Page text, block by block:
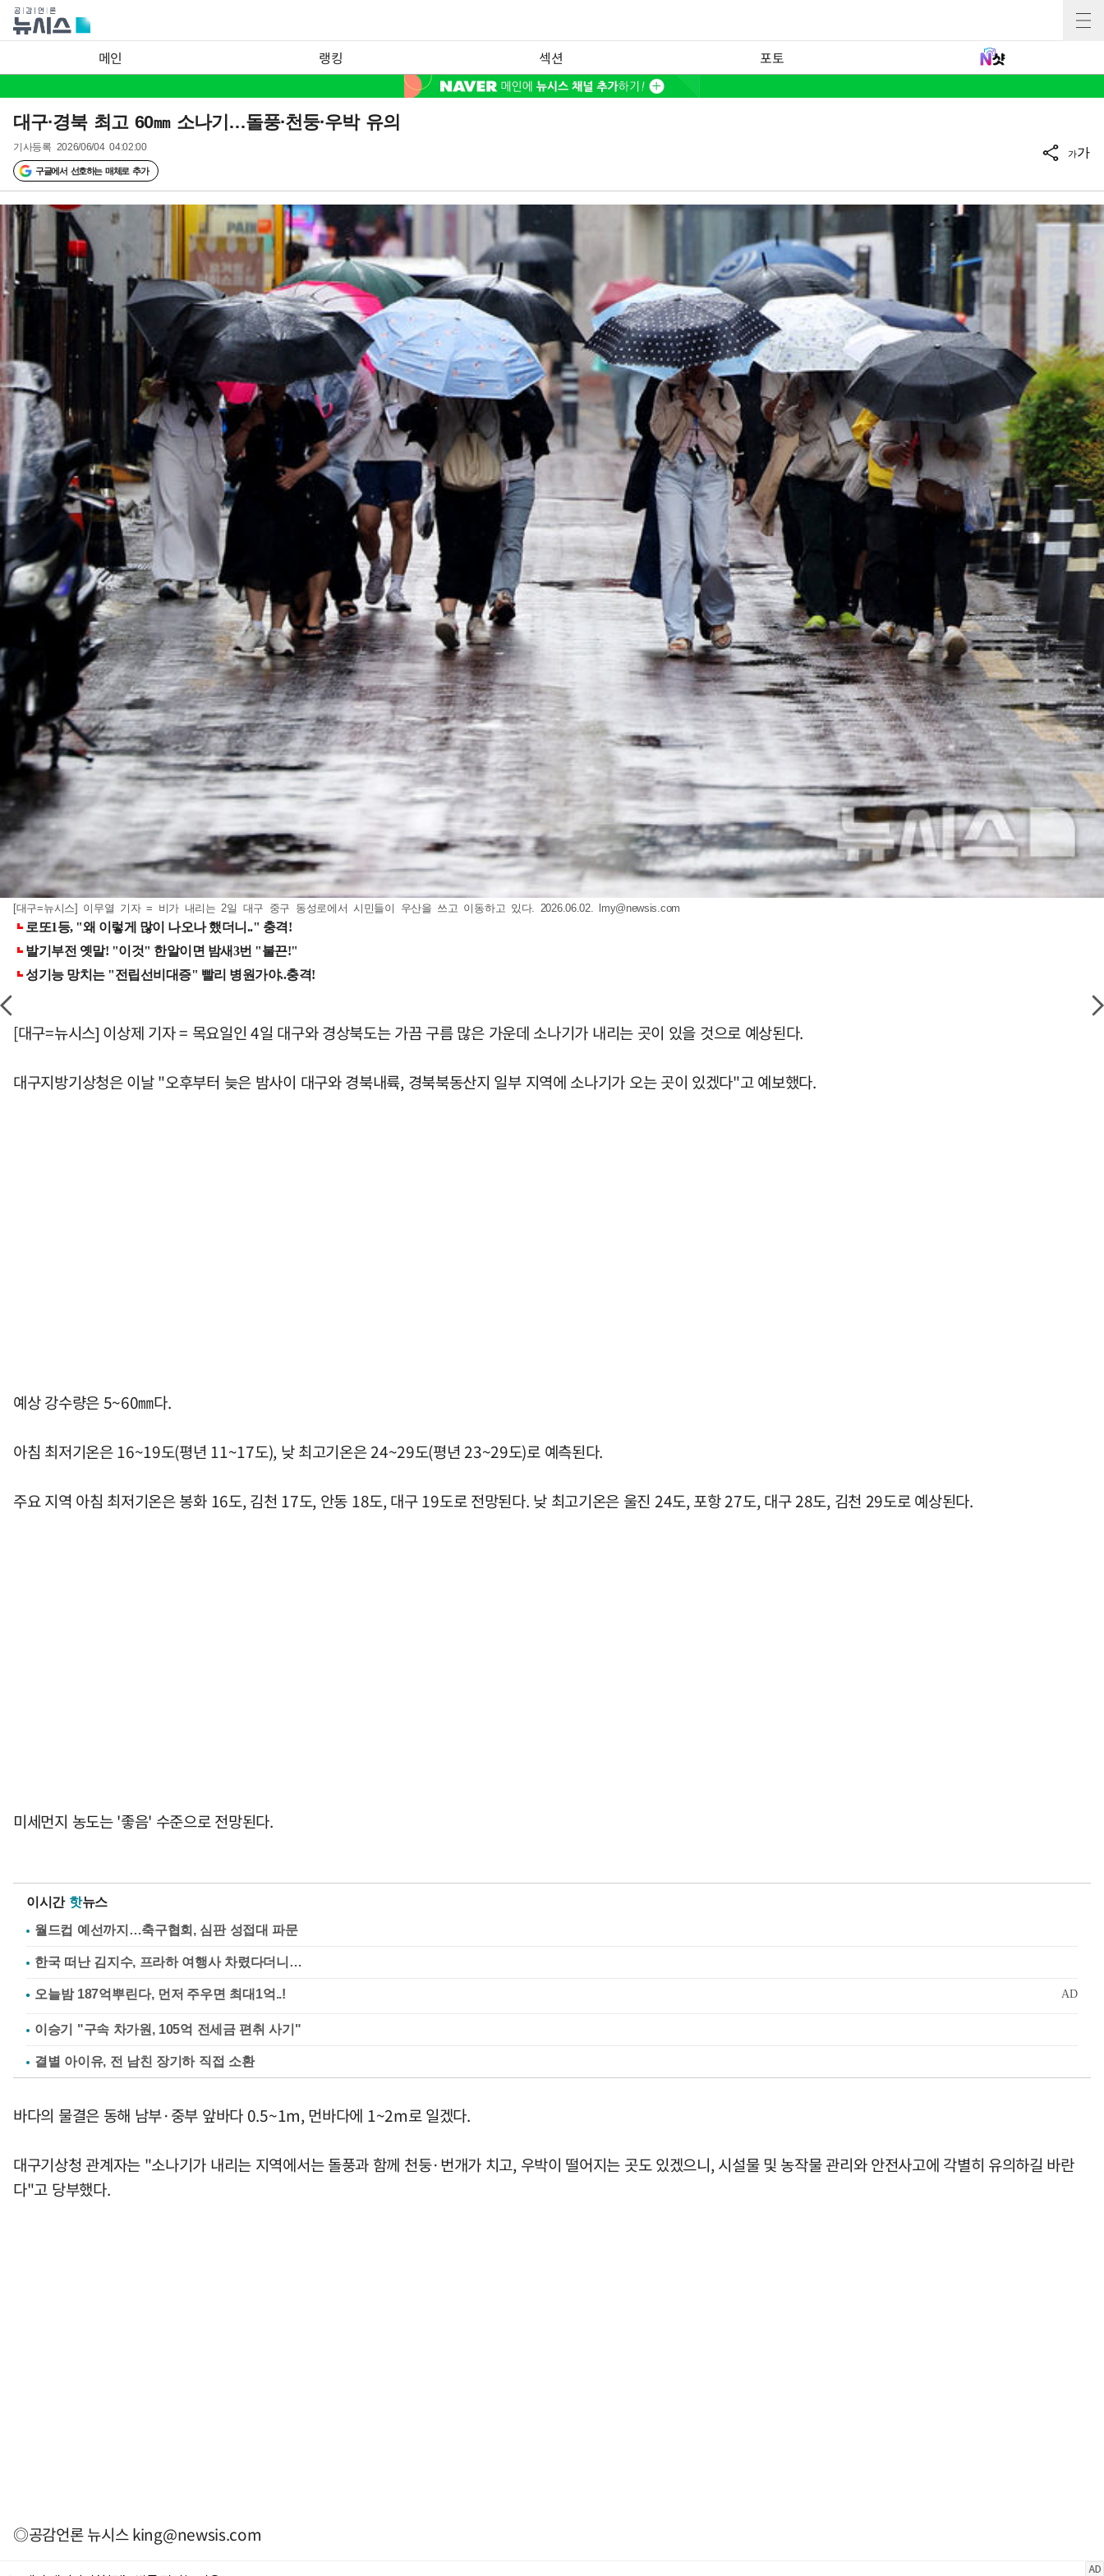
메인 랭킹 섹션 포토
대구·경북 최고 60㎜ 소나기…돌풍·천둥·우박 유의
기사등록 2026/06/04 04:02:00
구글에서 선호하는 매체로 추가
가가
[대구=뉴시스] 이무열 기자 = 비가 내리는 2일 대구 중구 동성로에서 시민들이 우산을 쓰고 이동하고 있다. 2026.06.02. lmy@newsis.com
[대구=뉴시스] 이상제 기자 = 목요일인 4일 대구와 경상북도는 가끔 구름 많은 가운데 소나기가 내리는 곳이 있을 것으로 예상된다.
대구지방기상청은 이날 "오후부터 늦은 밤사이 대구와 경북내륙, 경북북동산지 일부 지역에 소나기가 오는 곳이 있겠다"고 예보했다.
예상 강수량은 5~60㎜다.
아침 최저기온은 16~19도(평년 11~17도), 낮 최고기온은 24~29도(평년 23~29도)로 예측된다.
주요 지역 아침 최저기온은 봉화 16도, 김천 17도, 안동 18도, 대구 19도로 전망된다. 낮 최고기온은 울진 24도, 포항 27도, 대구 28도, 김천 29도로 예상된다.
미세먼지 농도는 '좋음' 수준으로 전망된다.
이시간 핫뉴스
월드컵 예선까지…축구협회, 심판 성접대 파문
한국 떠난 김지수, 프라하 여행사 차렸다더니…
이승기 "구속 차가원, 105억 전세금 편취 사기"
결별 아이유, 전 남친 장기하 직접 소환
바다의 물결은 동해 남부·중부 앞바다 0.5~1m, 먼바다에 1~2m로 일겠다.
대구기상청 관계자는 "소나기가 내리는 지역에서는 돌풍과 함께 천둥·번개가 치고, 우박이 떨어지는 곳도 있겠으니, 시설물 및 농작물 관리와 안전사고에 각별히 유의하길 바란
다"고 당부했다.
◎공감언론 뉴시스king@newsis.com